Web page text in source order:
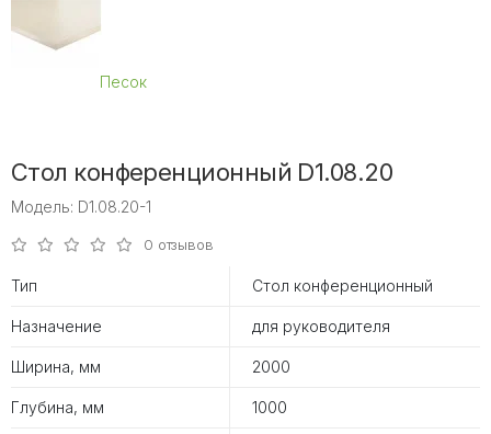
Песок
Стол конференционный D1.08.20
Модель: D1.08.20-1
0 отзывов
Тип Стол конференционный
Назначение для руководителя
Ширина, мм 2000
Глубина, мм 1000